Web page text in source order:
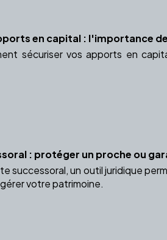
en capital : l'importance
sécuriser vos apports en
: protéger un proche ou
successoral, un outil juridique
votre patrimoine.